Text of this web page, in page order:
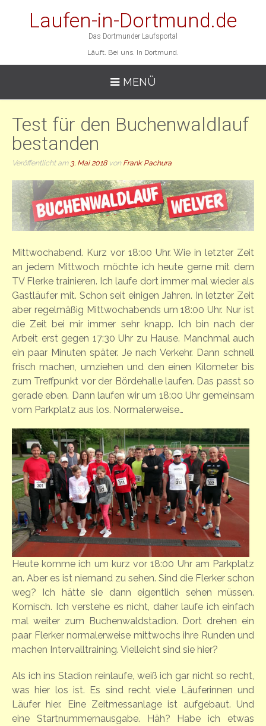
Laufen-in-Dortmund.de
Das Dortmunder Laufsportal
Läuft. Bei uns. In Dortmund.
MENÜ
Test für den Buchenwaldlauf
bestanden
Veröffentlicht am 3. Mai 2018von Frank Pachura
Mittwochabend. Kurz vor 18:00 Uhr. Wie in letzter Zeit
an jedem Mittwoch möchte ich heute gerne mit dem
TV Flerke trainieren. Ich laufe dort immer mal wieder als
Gastläufer mit. Schon seit einigen Jahren. In letzter Zeit
aber regelmäßig Mittwochabends um 18:00 Uhr. Nur ist
die Zeit bei mir immer sehr knapp. Ich bin nach der
Arbeit erst gegen 17:30 Uhr zu Hause. Manchmal auch
ein paar Minuten später. Je nach Verkehr. Dann schnell
frisch machen, umziehen und den einen Kilometer bis
zum Treffpunkt vor der Bördehalle laufen. Das passt so
gerade eben. Dann laufen wir um 18:00 Uhr gemeinsam
vom Parkplatz aus los. Normalerweise…
Heute komme ich um kurz vor 18:00 Uhr am Parkplatz
an. Aber es ist niemand zu sehen. Sind die Flerker schon
weg? Ich hätte sie dann eigentlich sehen müssen.
Komisch. Ich verstehe es nicht, daher laufe ich einfach
mal weiter zum Buchenwaldstadion. Dort drehen ein
paar Flerker normalerweise mittwochs ihre Runden und
machen Intervalltraining. Vielleicht sind sie hier?
Als ich ins Stadion reinlaufe, weiß ich gar nicht so recht,
was hier los ist. Es sind recht viele Läuferinnen und
Läufer hier. Eine Zeitmessanlage ist aufgebaut. Und
eine Startnummernausgabe. Häh? Habe ich etwas